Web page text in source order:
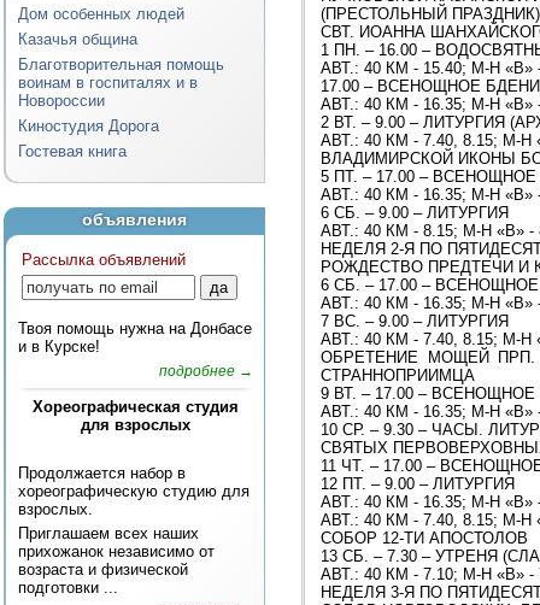
Дом особенных людей
Казачья община
Благотворительная помощь
воинам в госпиталях и в
Новороссии
Киностудия Дорога
Гостевая книга
объявления
Рассылка объявлений
Твоя помощь нужна на Донбасе
и в Курске!
подробнее →
Хореографическая студия
для взрослых
Продолжается набор в
хореографическую студию для
взрослых.
Приглашаем всех наших
прихожанок независимо от
возраста и физической
подготовки ...
(ПРЕСТОЛЬНЫЙ
СВТ. ИОАННА
1 ПН. – 16.00 –
АВТ.: 40 КМ - 15.40; М-Н «В»
17.00 – ВСЕНОЩНОЕ
АВТ.: 40 КМ - 16.35; М-Н «В»
2 ВТ. – 9.00 – ЛИТУРГИЯ
АВТ.: 40 КМ - 7.40, 8.15; М-Н
ВЛАДИМИРСКОЙ ИКОНЫ
5 ПТ. – 17.00 –
АВТ.: 40 КМ - 16.35; М-Н «В»
6 СБ. – 9.00 – ЛИТУРГИЯ
АВТ.: 40 КМ - 8.15; М-Н «В» -
НЕДЕЛЯ 2-Я ПО
РОЖДЕСТВО ПРЕДТЕЧИ И
6 СБ. – 17.00 –
АВТ.: 40 КМ - 16.35; М-Н «В»
7 ВС. – 9.00 – ЛИТУРГИЯ
АВТ.: 40 КМ - 7.40, 8.15; М-Н
ОБРЕТЕНИЕ МОЩЕЙ
СТРАННОПРИИМЦА
9 ВТ. – 17.00 –
АВТ.: 40 КМ - 16.35; М-Н «В»
10 СР. – 9.30 – ЧАСЫ.
СВЯТЫХ
11 ЧТ. – 17.00 –
12 ПТ. – 9.00 – ЛИТУРГИЯ
АВТ.: 40 КМ - 16.35; М-Н «В»
АВТ.: 40 КМ - 7.40, 8.15; М-Н
СОБОР 12-ТИ АПОСТОЛОВ
13 СБ. – 7.30 – УТРЕНЯ
АВТ.: 40 КМ - 7.10; М-Н «В» -
НЕДЕЛЯ 3-Я ПО